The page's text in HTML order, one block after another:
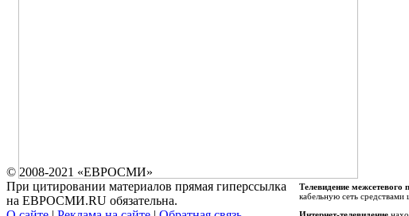
Телевидение межсетевого
кабельную сеть
© 2008-2021 «ЕВРОСМИ»
При цитировании материалов прямая гиперссылка
на ЕВРОСМИ.RU обязательна.